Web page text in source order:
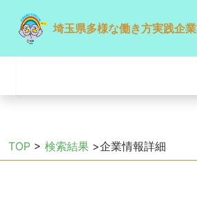
埼玉県多様な働き方実践企業
TOP > 検索結果 >企業情報詳細